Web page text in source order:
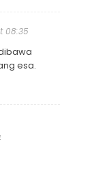
08:35
esa.